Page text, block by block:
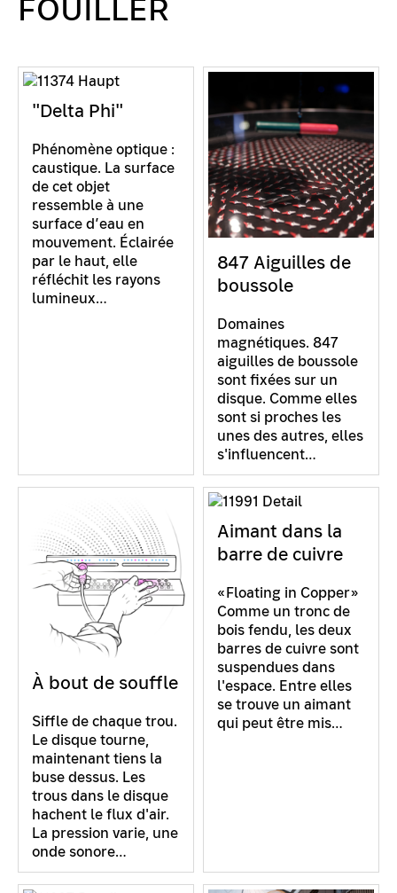
FOUILLER
"Delta Phi"
Phénomène optique :
caustique. La surface
de cet objet
ressemble à une
surface d’eau en
mouvement. Éclairée
par le haut, elle
réfléchit les rayons
lumineux…
847 Aiguilles de
boussole
Domaines
magnétiques. 847
aiguilles de boussole
sont fixées sur un
disque. Comme elles
sont si proches les
unes des autres, elles
s'influencent…
À bout de souffle
Siffle de chaque trou.
Le disque tourne,
maintenant tiens la
buse dessus. Les
trous dans le disque
hachent le flux d'air.
La pression varie, une
onde sonore…
Aimant dans la
barre de cuivre
«Floating in Copper»
Comme un tronc de
bois fendu, les deux
barres de cuivre sont
suspendues dans
l'espace. Entre elles
se trouve un aimant
qui peut être mis…